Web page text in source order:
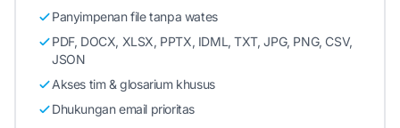
Panyimpenan file tanpa wates
PDF, DOCX, XLSX, PPTX, IDML, TXT, JPG, PNG, CSV,
JSON
Akses tim & glosarium khusus
Dhukungan email prioritas